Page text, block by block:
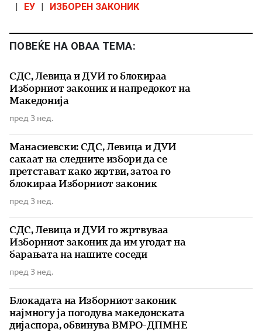
| ЕУ | ИЗБОРЕН ЗАКОНИК
ПОВЕЌЕ НА ОВАА ТЕМА:
СДС, Левица и ДУИ го блокираа
Изборниот законик и напредокот на
Македонија
пред 3 нед.
Манасиевски: СДС, Левица и ДУИ
сакаат на следните избори да се
претстават како жртви, затоа го
блокираа Изборниот законик
пред 3 нед.
СДС, Левица и ДУИ го жртвуваа
Изборниот законик да им угодат на
барањата на нашите соседи
пред 3 нед.
Блокадата на Изборниот законик
најмногу ја погодува македонската
дијаспора, обвинува ВМРО-ДПМНЕ